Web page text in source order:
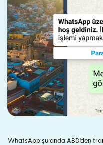
WhatsApp şu anda ABD'den